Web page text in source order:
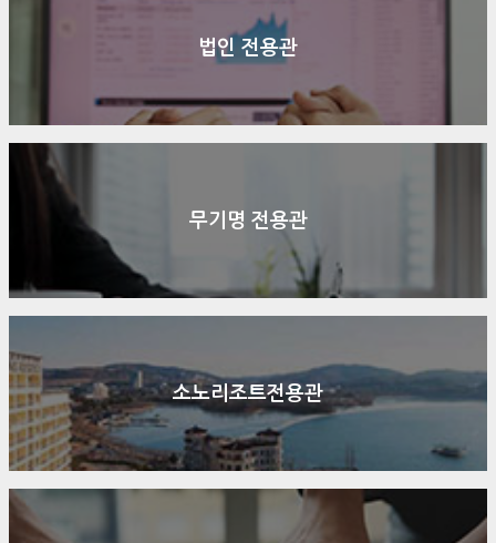
법인 전용관
무기명 전용관
소노리조트전용관